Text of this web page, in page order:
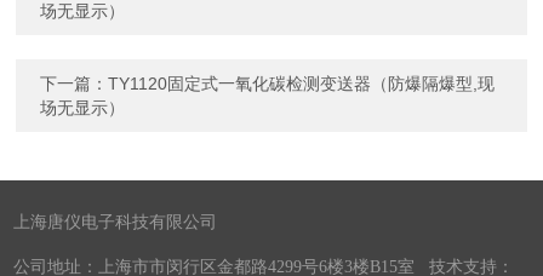
场无显示）
下一篇：TY1120固定式一氧化碳检测变送器（防爆隔爆型,现
场无显示）
上海唐仪电子科技有限公司
公司地址：上海市市闵行区金都路4299号6楼3楼B15室 技术支持：